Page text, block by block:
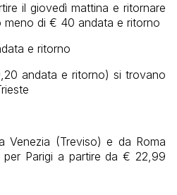
il giovedì mattina e ritornare
meno di € 40 andata e ritorno
andata e ritorno) si trovano
Venezia (Treviso) e da Roma
Parigi a partire da € 22,99